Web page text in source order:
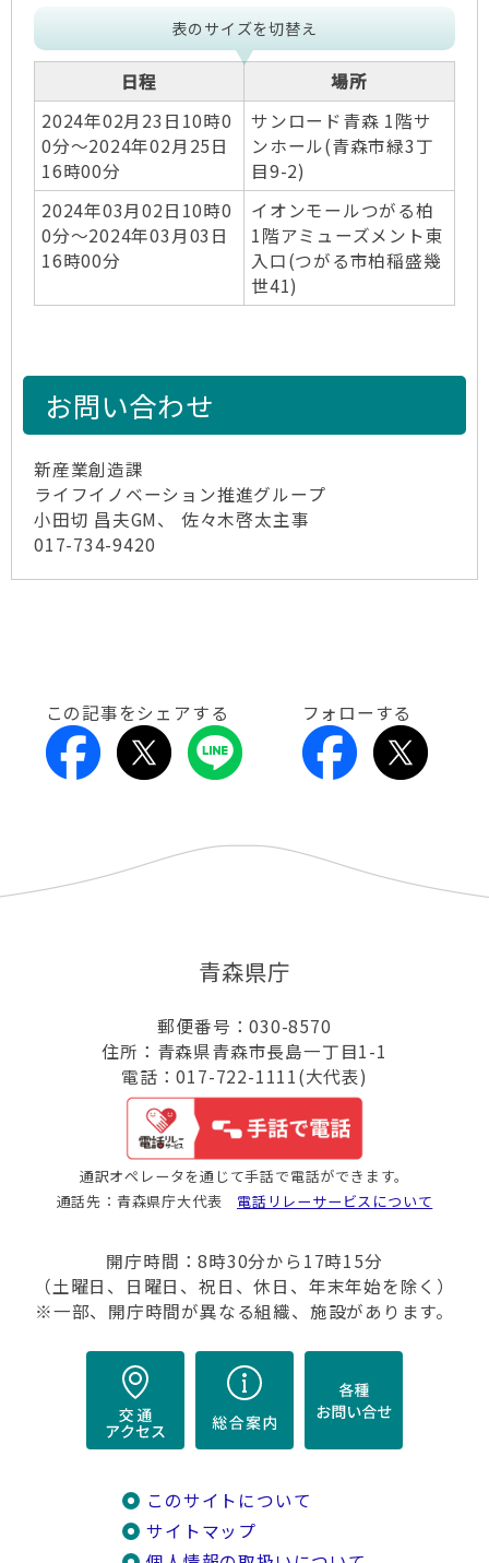
表のサイズを切替え
日程
場所
2024年02月23日10時0
0分～2024年02月25日
16時00分
サンロード青森 1階サ
ンホール(青森市緑3丁
目9-2)
2024年03月02日10時0
0分～2024年03月03日
16時00分
イオンモールつがる柏
1階アミューズメント東
入口(つがる市柏稲盛幾
世41)
お問い合わせ
新産業創造課
ライフイノベーション推進グループ
小田切 昌夫GM、 佐々木啓太主事
017-734-9420
この記事をシェアする フォローする
青森県庁
郵便番号：030-8570
住所：青森県青森市長島一丁目1-1
電話：017-722-1111(大代表)
通訳オペレータを通じて手話で電話ができます。
通話先：青森県庁大代表 電話リレーサービスについて
開庁時間：8時30分から17時15分
（土曜日、日曜日、祝日、休日、年末年始を除く）
※一部、開庁時間が異なる組織、施設があります。
このサイトについて
サイトマップ